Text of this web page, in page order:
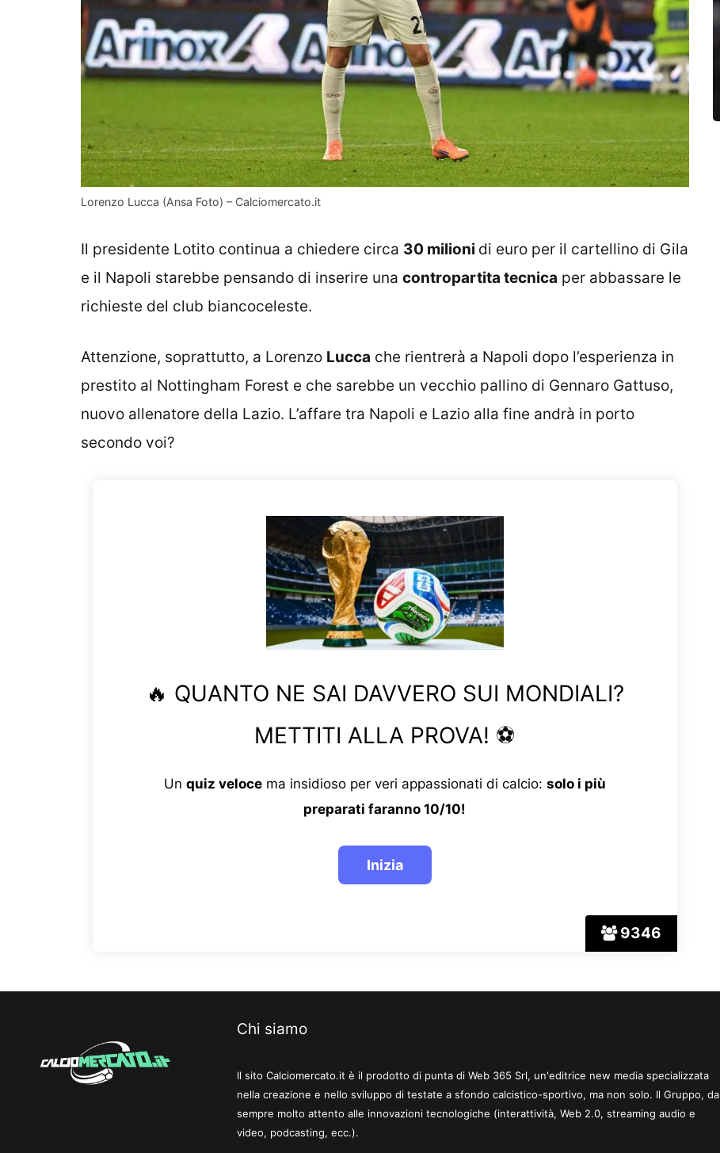
Lorenzo Lucca (Ansa Foto) – Calciomercato.it
Il presidente Lotito continua a chiedere circa 30 milioni di euro per il cartellino di Gila
e il Napoli starebbe pensando di inserire una contropartita tecnica per abbassare le
richieste del club biancoceleste.
Attenzione, soprattutto, a Lorenzo Lucca che rientrerà a Napoli dopo l’esperienza in
prestito al Nottingham Forest e che sarebbe un vecchio pallino di Gennaro Gattuso,
nuovo allenatore della Lazio. L’affare tra Napoli e Lazio alla fine andrà in porto
secondo voi?
9346
🔥 QUANTO NE SAI DAVVERO SUI MONDIALI?
METTITI ALLA PROVA! ⚽
Un quiz velocema insidioso per veri appassionati di calcio: solo i più
preparati faranno 10/10!
Chi siamo
Il sito Calciomercato.it è il prodotto di punta di Web 365 Srl, un'editrice new media specializzata
nella creazione e nello sviluppo di testate a sfondo calcistico-sportivo, ma non solo. Il Gruppo, da
sempre molto attento alle innovazioni tecnologiche (interattività, Web 2.0, streaming audio e
video, podcasting, ecc.).